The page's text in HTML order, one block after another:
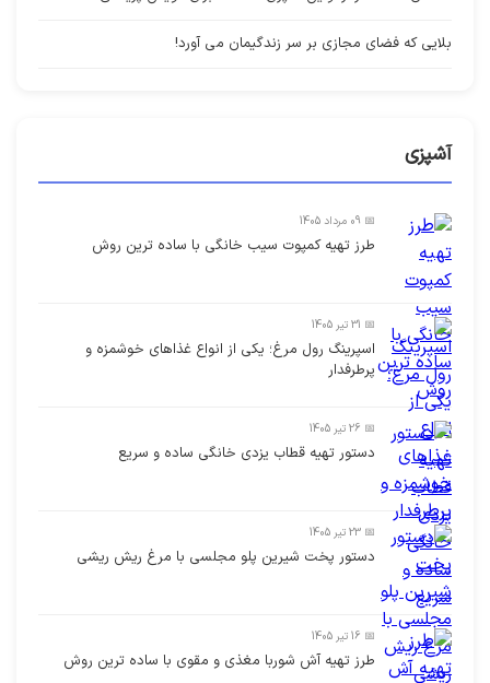
بلایی که فضای مجازی بر سر زندگیمان می آورد!
آشپزی
📅 09 مرداد 1405
طرز تهیه کمپوت سیب خانگی با ساده ترین روش
📅 31 تیر 1405
اسپرینگ رول مرغ؛ یکی از انواع غذاهای خوشمزه و
پرطرفدار
📅 26 تیر 1405
دستور تهیه قطاب یزدی خانگی ساده و سریع
📅 23 تیر 1405
دستور پخت شیرین پلو مجلسی با مرغ ریش ریشی
📅 16 تیر 1405
طرز تهیه آش شوربا مغذی و مقوی با ساده ترین روش